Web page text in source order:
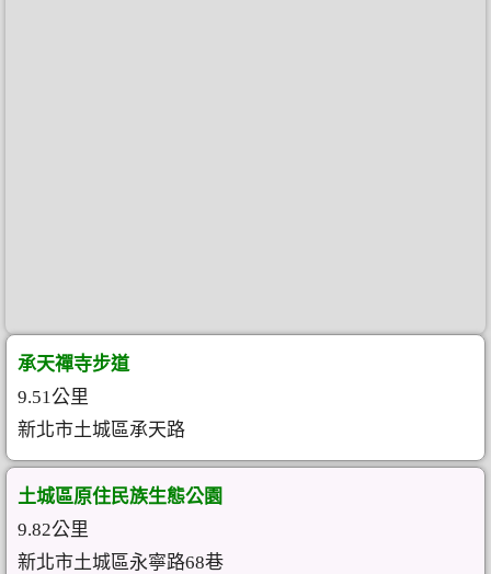
承天禪寺步道
9.51公里
新北市土城區承天路
土城區原住民族生態公園
9.82公里
新北市土城區永寧路68巷 ‎